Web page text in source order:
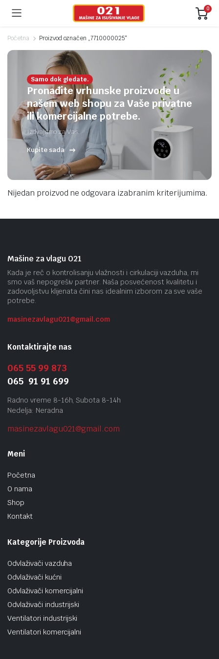
0
Početna Proizvod označen „7710000025“
Samo dok gledate.
Pronađite vrhunske proizvode u
našem web shopu za Vaše privatne
ili komercijalne potrebe.
Izdvajamo za Vas.
Kupite sada
Nijedan proizvod ne odgovara izabranim kriterijumima.
Mašine za vlagu 021
Kada je reč o kontrolisanju vlažnosti i cirkulaciji vazduha, mi
smo vaš nepogrešiv partner. Naša posvećenost kvalitetu i
zadovoljstvu klijenata čini nas idealnim izborom za sve vaše
potrebe.
masinezavlagu021@gmail.com
Kontaktirajte nas
065 55 99 873
065 91 91 699
Radno vreme 8-16h, Subota 8-14h
Nedelja: Neradna
masinezavlagu021@gmail.com
Meni
Početna
O nama
Shop
Kontakt
Kategorije Proizvoda
Odvlaživači vazduha
Odvlaživači kućni
Odvlaživači komercijalni
Odvlaživači industrijski
Ventilatori industrijski
Ventilatori komercijalni